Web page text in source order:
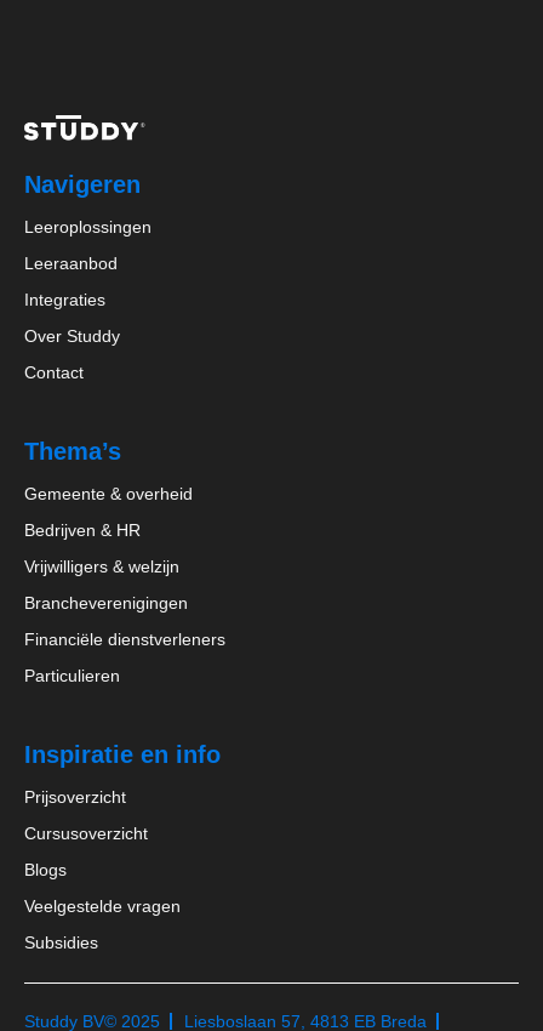
Navigeren
Leeroplossingen
Leeraanbod
Integraties
Over Studdy
Contact
Thema’s
Gemeente & overheid
Bedrijven & HR
Vrijwilligers & welzijn
Brancheverenigingen
Financiële dienstverleners
Particulieren
Inspiratie en info
Prijsoverzicht
Cursusoverzicht
Blogs
Veelgestelde vragen
Subsidies
Studdy BV© 2025 Liesboslaan 57, 4813 EB Breda